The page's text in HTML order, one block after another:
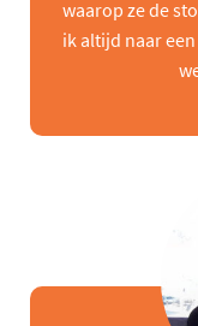
waarop ze de
ik altijd naar